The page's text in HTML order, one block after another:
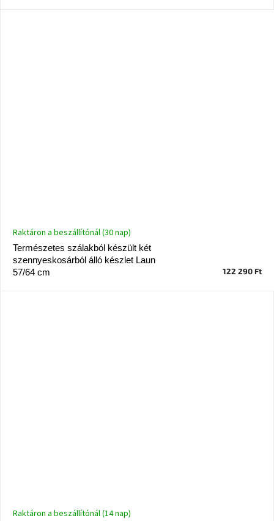
Természetes szálakból készült két
szennyeskosárból álló készlet Laun
57/64 cm
Raktáron a beszállítónál (30 nap)
122 290 Ft
Raktáron a beszállítónál (14 nap)